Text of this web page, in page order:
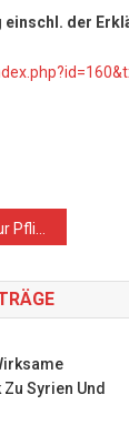
der
bedroht ist!
Syrien Und